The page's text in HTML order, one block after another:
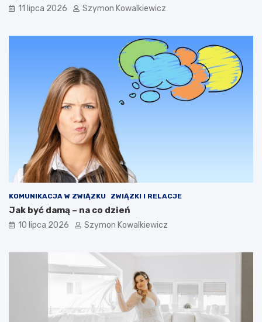
11 lipca 2026 Szymon Kowalkiewicz
KOMUNIKACJA W ZWIĄZKU ZWIĄZKI I RELACJE
Jak być damą – na co dzień
10 lipca 2026 Szymon Kowalkiewicz